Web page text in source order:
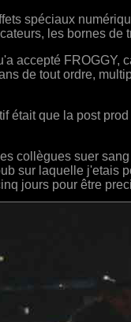
spéciaux
les bornes de
accepté FROGGY,
de tout ordre,
était que la post
collègues suer
sur laquelle j'etais
jours pour être